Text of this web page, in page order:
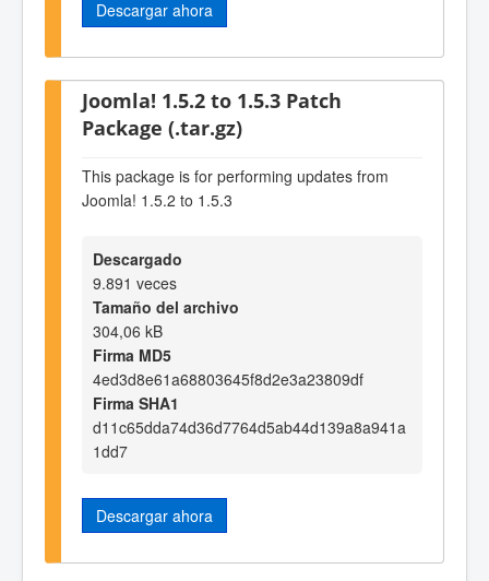
Descargar ahora
Joomla! 1.5.2 to 1.5.3 Patch
Package (.tar.gz)
This package is for performing updates from
Joomla! 1.5.2 to 1.5.3
Descargado
9.891 veces
Tamaño del archivo
304,06 kB
Firma MD5
4ed3d8e61a68803645f8d2e3a23809df
Firma SHA1
d11c65dda74d36d7764d5ab44d139a8a941a
1dd7
Descargar ahora